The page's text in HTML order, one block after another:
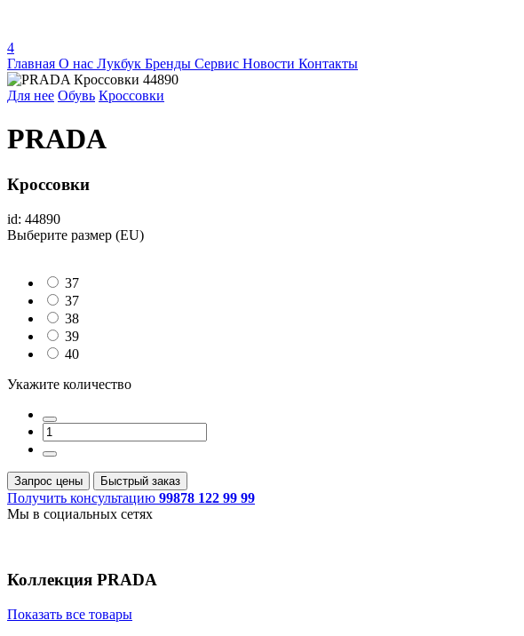
4
Главная О нас Лукбук Бренды Сервис Новости Контакты
Для нее Обувь Кроссовки
PRADA
Кроссовки
id: 44890
Выберите размер (EU)
37
37
38
39
40
Укажите количество
Запрос цены Быстрый заказ
Получить консультацию 99878 122 99 99
Мы в социальных сетях
Коллекция PRADA
Показать все товары